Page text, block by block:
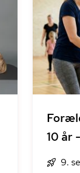
10 år
9.